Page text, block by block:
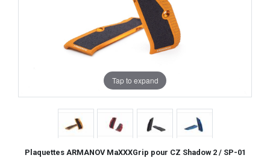
Tap to expand
Plaquettes ARMANOV MaXXXGrip pour CZ Shadow 2 / SP-01